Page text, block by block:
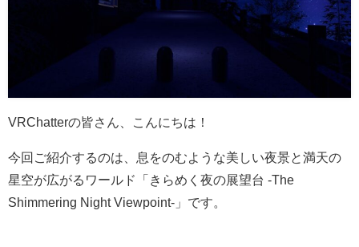
VRChatterの皆さん、こんにちは！
今回ご紹介するのは、息をのむような美しい夜景と満天の
星空が広がるワールド「きらめく夜の展望台 -The
Shimmering Night Viewpoint-」です。